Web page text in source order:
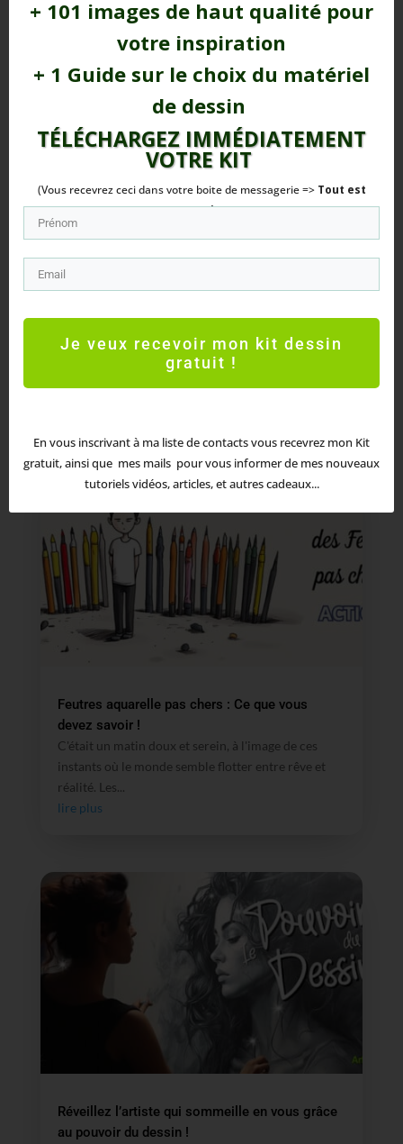
Avis
Pour les passionnés d'art comme moi, choisir le bon
outil est essentiel pour métamorphoser une œuvre.
Feutres aquarelle pas chers : Ce que vous
devez savoir !
C'était un matin doux et serein, à l'image de ces
instants où le monde semble flotter entre rêve et
réalité. Les...
lire plus
Réveillez l’artiste qui sommeille en vous grâce
au pouvoir du dessin !
+ 101 images de haut qualité pour
votre inspiration
+ 1 Guide sur le choix du matériel
de dessin
TÉLÉCHARGEZ IMMÉDIATEMENT
VOTRE KIT
(Vous recevrez ceci dans votre boite de messagerie => Tout est
Gratuit!)
Je veux recevoir mon kit dessin
gratuit !
En vous inscrivant à ma liste de contacts vous recevrez mon Kit
gratuit, ainsi que mes mails pour vous informer de mes nouveaux
tutoriels vidéos, articles, et autres cadeaux...